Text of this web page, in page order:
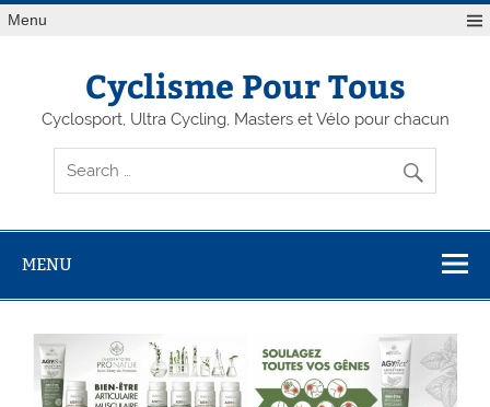
Menu
Cyclisme Pour Tous
Cyclosport, Ultra Cycling, Masters et Vélo pour chacun
MENU